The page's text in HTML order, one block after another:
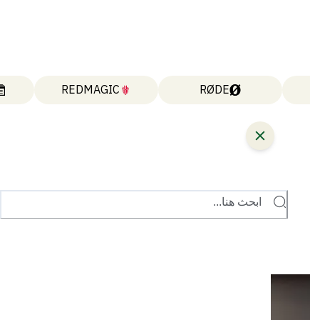
RØDE
REDMAGIC
ابحث هنا...